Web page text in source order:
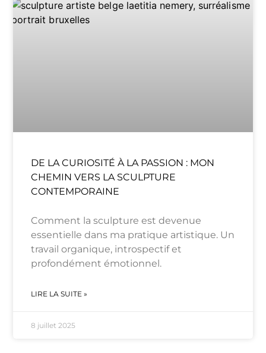
DE LA CURIOSITÉ À LA PASSION : MON
CHEMIN VERS LA SCULPTURE
CONTEMPORAINE
Comment la sculpture est devenue
essentielle dans ma pratique artistique. Un
travail organique, introspectif et
profondément émotionnel.
LIRE LA SUITE »
8 juillet 2025